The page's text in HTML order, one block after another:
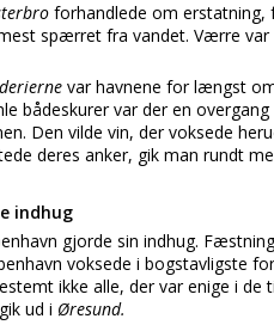
forhandlede om erstatning,
spærret fra vandet. Værre
var havnene for længst
bådeskurer var der en
Den vilde vin, der voksede
deres anker, gik man rundt
indhug
gjorde sin indhug.
voksede i bogstavligste
ikke alle, der var enige i de
gik ud i Øresund.